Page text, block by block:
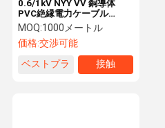
0.6/1kV NYY VV 銅導体
PVC絶縁電力ケーブル
CU/PVC/PVC 1x185mm2
IEC60502-1
MOQ:1000メートル
価格:交渉可能
ベストプラ
接触